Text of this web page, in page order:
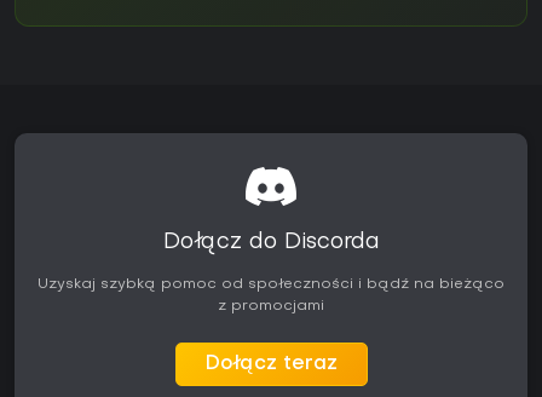
Dołącz do Discorda
Uzyskaj szybką pomoc od społeczności i bądź na bieżąco
z promocjami
Dołącz teraz